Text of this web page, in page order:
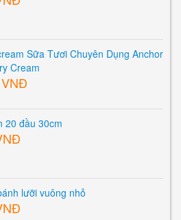
Sữa Tươi Chuyên Dụng Anchor
Cream
20 đầu 30cm
lưỡi vuông nhỏ